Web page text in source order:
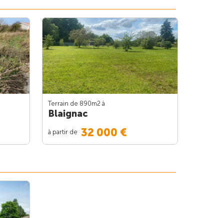
Terrain de 890m2 à
Blaignac
à partir de 32 000 €